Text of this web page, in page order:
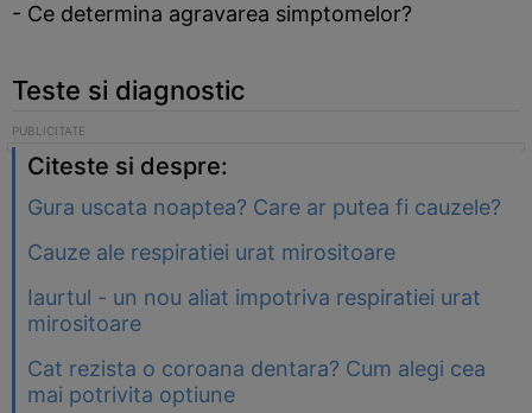
- Ce determina agravarea simptomelor?
Teste si diagnostic
Citeste si despre:
Gura uscata noaptea? Care ar putea fi cauzele?
Cauze ale respiratiei urat mirositoare
Iaurtul - un nou aliat impotriva respiratiei urat
mirositoare
Cat rezista o coroana dentara? Cum alegi cea
mai potrivita optiune